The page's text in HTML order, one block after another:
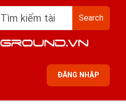
Search
ĐĂNG NHẬP